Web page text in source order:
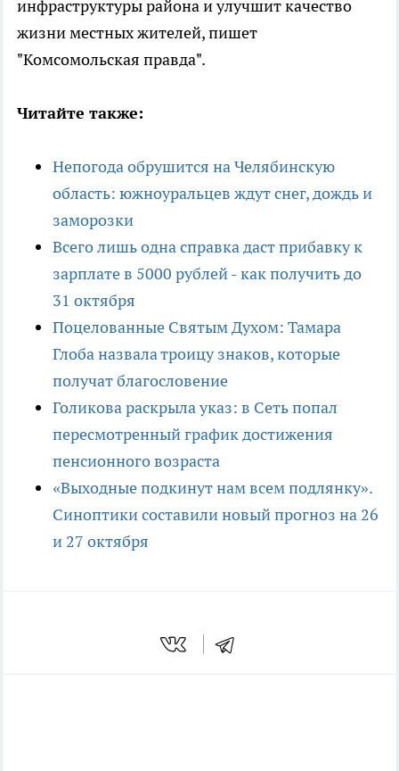
инфраструктуры района и улучшит качество
жизни местных жителей, пишет
"Комсомольская правда".
Читайте также:
Непогода обрушится на Челябинскую
область: южноуральцев ждут снег, дождь и
заморозки
Всего лишь одна справка даст прибавку к
зарплате в 5000 рублей - как получить до
31 октября
Поцелованные Святым Духом: Тамара
Глоба назвала троицу знаков, которые
получат благословение
Голикова раскрыла указ: в Сеть попал
пересмотренный график достижения
пенсионного возраста
«Выходные подкинут нам всем подлянку».
Синоптики составили новый прогноз на 26
и 27 октября